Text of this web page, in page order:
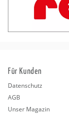
Für Kunden
Datenschutz
AGB
Unser Magazin